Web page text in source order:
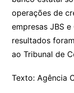
operações de
empresas JBS
resultados
ao Tribunal de
Texto: Agência